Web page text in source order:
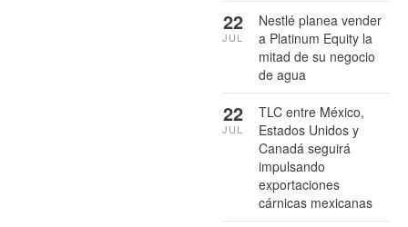
Nestlé planea vender
a Platinum Equity la
mitad de su negocio
de agua
22
JUL
TLC entre México,
Estados Unidos y
Canadá seguirá
impulsando
exportaciones
cárnicas mexicanas
22
JUL